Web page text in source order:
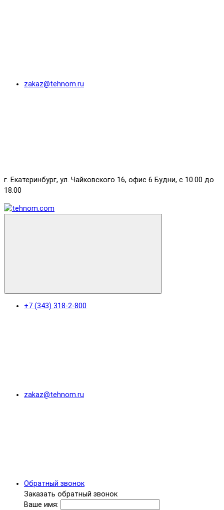
zakaz@tehnom.ru
г. Екатеринбург, ул. Чайковского 16, офис 6 Будни, с 10.00 до
18.00
+7 (343) 318-2-800
zakaz@tehnom.ru
Обратный звонок
Заказать обратный звонок
Ваше имя: